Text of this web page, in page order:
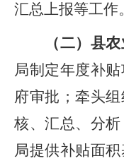
汇总上报等工作。
（二）县
局制定年度补
府审批；牵头组
核、汇总、分
局提供补贴面